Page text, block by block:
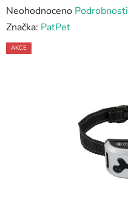
Průměrné
hodnocení
produktu
Neohodnoceno
Značka: PatPet
AKCE